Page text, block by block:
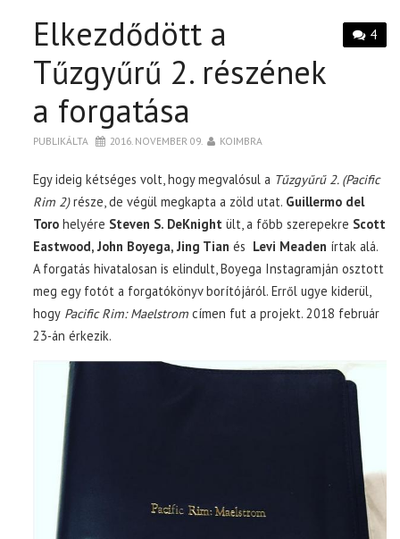
4
Elkezdődött a
Tűzgyűrű 2. részének
a forgatása
PUBLIKÁLTA 2016. NOVEMBER 09. KOIMBRA
Egy ideig kétséges volt, hogy megvalósul a Tűzgyűrű 2. (Pacific
Rim 2)része, de végül megkapta a zöld utat. Guillermo del
Toro helyére Steven S. DeKnight ült, a főbb szerepekre Scott
Eastwood, John Boyega, Jing Tian és Levi Meaden írtak alá.
A forgatás hivatalosan is elindult, Boyega Instagramján osztott
meg egy fotót a forgatókönyv borítójáról. Erről ugye kiderül,
hogy Pacific Rim: Maelstrom címen fut a projekt. 2018 február
23-án érkezik.